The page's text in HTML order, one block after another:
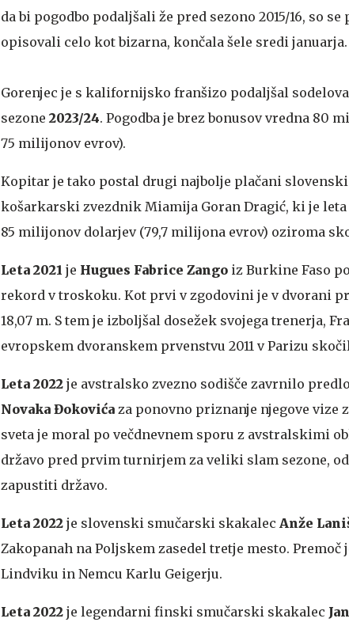
da bi pogodbo podaljšali že pred sezono 2015/16, so
opisovali celo kot bizarna, končala šele sredi januarja.
Gorenjec je s kalifornijsko franšizo podaljšal
sezone 2023/24. Pogodba je brez bonusov vredna 80
75 milijonov evrov).
Kopitar je tako postal drugi najbolje plačani
košarkarski zvezdnik Miamija Goran Dragić, ki je leta
85 milijonov dolarjev (79,7 milijona evrov) oziroma
Leta 2021 je Hugues Fabrice Zango iz Burkine Faso
rekord v troskoku. Kot prvi v zgodovini je v dvorani
18,07 m. S tem je izboljšal dosežek svojega trenerja,
evropskem dvoranskem prvenstvu 2011 v Parizu skočil
Leta 2022 je avstralsko zvezno sodišče zavrnilo
Novaka Đokovića za ponovno priznanje njegove vize
sveta je moral po večdnevnem sporu z avstralskimi
državo pred prvim turnirjem za veliki slam sezone,
zapustiti državo.
Leta 2022 je slovenski smučarski skakalec Anže
Zakopanah na Poljskem zasedel tretje mesto.
Lindviku in Nemcu Karlu Geigerju.
Leta 2022 je legendarni finski smučarski skakalec